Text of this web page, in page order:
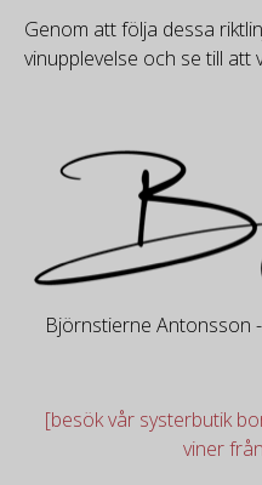
Genom att följa dessa
vinupplevelse och se till att
Björnstierne Antonsson
[besök vår systerbutik
viner